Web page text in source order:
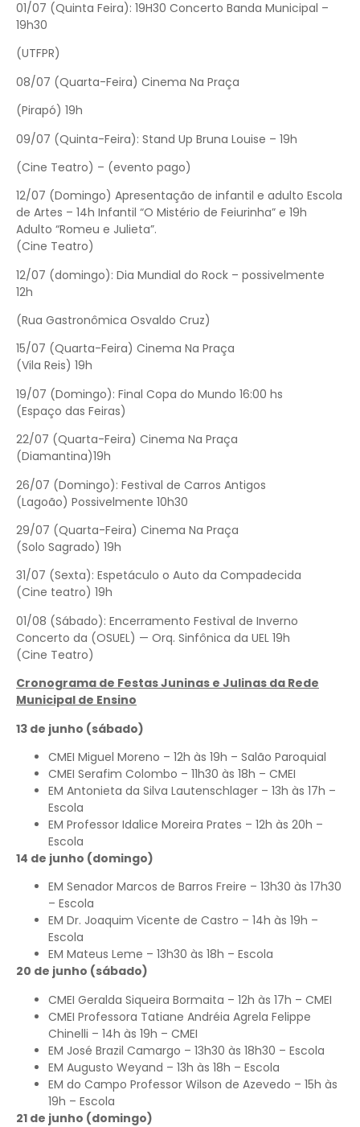
01/07 (Quinta Feira): 19H30 Concerto Banda Municipal –
19h30
(UTFPR)
08/07 (Quarta-Feira) Cinema Na Praça
(Pirapó) 19h
09/07 (Quinta-Feira): Stand Up Bruna Louise – 19h
(Cine Teatro) – (evento pago)
12/07 (Domingo) Apresentação de infantil e adulto Escola
de Artes – 14h Infantil “O Mistério de Feiurinha” e 19h
Adulto “Romeu e Julieta”.
(Cine Teatro)
12/07 (domingo): Dia Mundial do Rock – possivelmente
12h
(Rua Gastronômica Osvaldo Cruz)
15/07 (Quarta-Feira) Cinema Na Praça
(Vila Reis) 19h
19/07 (Domingo): Final Copa do Mundo 16:00 hs
(Espaço das Feiras)
22/07 (Quarta-Feira) Cinema Na Praça
(Diamantina)19h
26/07 (Domingo): Festival de Carros Antigos
(Lagoão) Possivelmente 10h30
29/07 (Quarta-Feira) Cinema Na Praça
(Solo Sagrado) 19h
31/07 (Sexta): Espetáculo o Auto da Compadecida
(Cine teatro) 19h
01/08 (Sábado): Encerramento Festival de Inverno
Concerto da (OSUEL) — Orq. Sinfônica da UEL 19h
(Cine Teatro)
Cronograma de Festas Juninas e Julinas da Rede
Municipal de Ensino
13 de junho (sábado)
CMEI Miguel Moreno – 12h às 19h – Salão Paroquial
CMEI Serafim Colombo – 11h30 às 18h – CMEI
EM Antonieta da Silva Lautenschlager – 13h às 17h –
Escola
EM Professor Idalice Moreira Prates – 12h às 20h –
Escola
14 de junho (domingo)
EM Senador Marcos de Barros Freire – 13h30 às 17h30
– Escola
EM Dr. Joaquim Vicente de Castro – 14h às 19h –
Escola
EM Mateus Leme – 13h30 às 18h – Escola
20 de junho (sábado)
CMEI Geralda Siqueira Bormaita – 12h às 17h – CMEI
CMEI Professora Tatiane Andréia Agrela Felippe
Chinelli – 14h às 19h – CMEI
EM José Brazil Camargo – 13h30 às 18h30 – Escola
EM Augusto Weyand – 13h às 18h – Escola
EM do Campo Professor Wilson de Azevedo – 15h às
19h – Escola
21 de junho (domingo)